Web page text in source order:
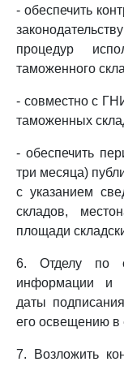
- обеспечить
процедур
таможенного
- совместно с
таможенных
- обеспечить
три месяца)
с указанием
складов,
площади
6. Отделу по
информации и
даты
его освещению в
7. Возложить